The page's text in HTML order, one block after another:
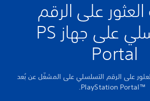
على الرقم
التسلسلي على جهاز PS
Portal
على الرقم التسلسلي على المشغّل عن بُعد
PlayStation Portal™‎.